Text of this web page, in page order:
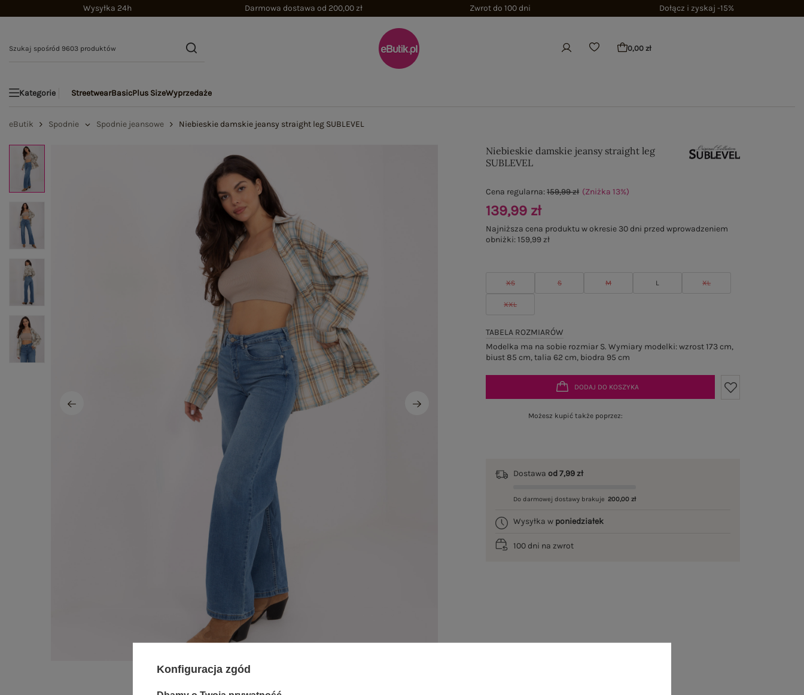
Wysyłka 24h Darmowa dostawa od 200,00 zł Zwrot do 100 dni Dołącz i zyskaj -15%
0,00 zł
Kategorie StreetwearBasicPlus SizeWyprzedaże
eButik Spodnie Spodnie jeansowe Niebieskie damskie jeansy straight leg SUBLEVEL
Niebieskie damskie jeansy straight leg
SUBLEVEL
XS S M L XL
XXL
TABELA ROZMIARÓW
Modelka ma na sobie rozmiar S. Wymiary modelki: wzrost 173 cm,
biust 85 cm, talia 62 cm, biodra 95 cm
Cena regularna:159,99 zł (Zniżka13%)
139,99 zł
Najniższa cena produktu w okresie 30 dni przed wprowadzeniem
obniżki:159,99 zł
DODAJ DO KOSZYKA
Możesz kupić także poprzez:
Dostawaod 7,99 zł
Do darmowej dostawy brakuje 200,00 zł
Wysyłka w poniedziałek
100 dni na zwrot
Konfiguracja zgód